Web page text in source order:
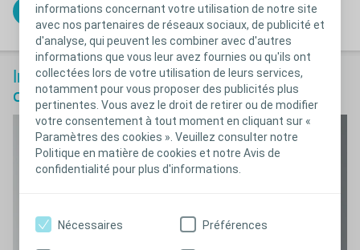
informations concernant votre utilisation de notre site
avec nos partenaires de réseaux sociaux, de publicité et
d'analyse, qui peuvent les combiner avec d'autres
informations que vous leur avez fournies ou qu'ils ont
collectées lors de votre utilisation de leurs services,
notamment pour vous proposer des publicités plus
pertinentes. Vous avez le droit de retirer ou de modifier
votre consentement à tout moment en cliquant sur «
Paramètres des cookies ». Veuillez consulter notre
Politique en matière de cookies et notre Avis de
confidentialité pour plus d'informations.
Nécessaires Préférences
Découvrez Conveen®
Incontinence fécale ou constipation
chronique